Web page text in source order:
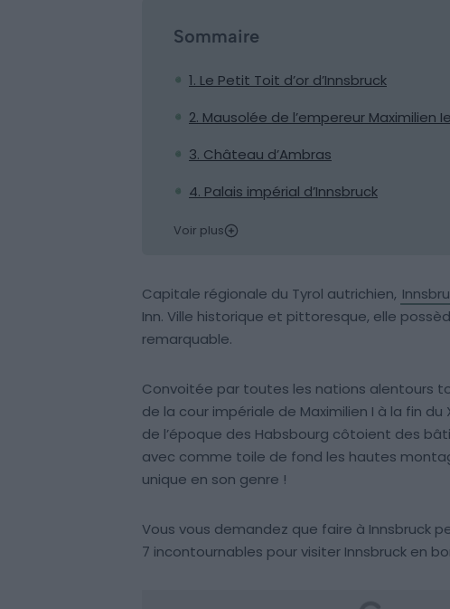
Sommaire
1. Le Petit Toit d’or d’Innsbruck
2. Mausolée de l’empereur Maximilien
3. Château d’Ambras
4. Palais impérial d’Innsbruck
Voir plus
Capitale régionale du Tyrol autrichien,
Inn. Ville historique et pittoresque, elle
remarquable.
Convoitée par toutes les nations alentours
de la cour impériale de Maximilien I à la fin
de l’époque des Habsbourg côtoient des
avec comme toile de fond les hautes
unique en son genre !
Vous vous demandez que faire à Innsbruck
7 incontournables pour visiter Innsbruck en